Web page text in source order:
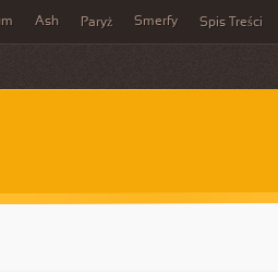
Ash Paryż Smerfy Spis Treści